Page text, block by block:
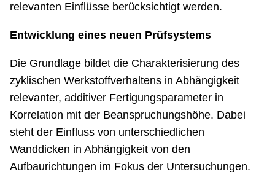
relevanten Einflüsse berücksichtigt werden.
Entwicklung eines neuen Prüfsystems
Die Grundlage bildet die Charakterisierung des
zyklischen Werkstoffverhaltens in Abhängigkeit
relevanter, additiver Fertigungsparameter in
Korrelation mit der Beanspruchungshöhe. Dabei
steht der Einfluss von unterschiedlichen
Wanddicken in Abhängigkeit von den
Aufbaurichtungen im Fokus der Untersuchungen.